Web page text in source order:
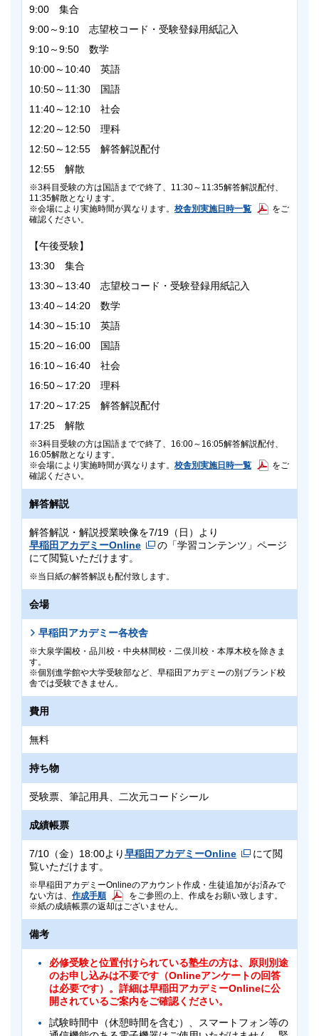
9:00 集合
9:00～9:10 志望校コード・受験登録用紙記入
9:10～9:50 数学
10:00～10:40 英語
10:50～11:30 国語
11:40～12:10 社会
12:20～12:50 理科
12:50～12:55 解答解説配付
12:55 解散
3科目受験の方は国語までで終了、11:30～11:35解答解説配付、
11:35解散となります。
会場により実施時間が異なります。 校舎別実施日時一覧
をご
確認ください。
【午後受験】
13:30 集合
13:30～13:40 志望校コード・受験登録用紙記入
13:40～14:20 数学
14:30～15:10 英語
15:20～16:00 国語
16:10～16:40 社会
16:50～17:20 理科
17:20～17:25 解答解説配付
17:25 解散
3科目受験の方は国語までで終了、16:00～16:05解答解説配付、
16:05解散となります。
会場により実施時間が異なります。 校舎別実施日時一覧
をご
確認ください。
解答解説
解答解説・解説授業映像を7/19（日）より
早稲田アカデミーOnline
の「学習コンテンツ」ページ
にて閲覧いただけます。
当日紙の解答解説も配付致します。
会場
早稲田アカデミー各校舎
大泉学園校・品川校・中央林間校・二俣川校・本厚木校を除きま
す。
個別進学館や大学受験部など、早稲田アカデミーの別ブランド校
舎では受験できません。
費用
無料
持ち物
受験票、筆記用具、二次元コードシール
成績帳票
7/10（金）18:00より早稲田アカデミーOnline
にて閲
覧いただけます。
早稲田アカデミーOnlineのアカウント作成・生徒追加がお済みで
ない方は、 作成手順
をご参照の上、作成をお願い致します。
紙の成績帳票の返却はございません。
備考
必修受験と位置付けられている塾生の方は、原則別途
のお申し込みは不要です（Onlineアンケートの回答
は必要です）。詳細は早稲田アカデミーOnlineに公
開されているご案内をご確認ください。
試験時間中（休憩時間を含む）、スマートフォン等の